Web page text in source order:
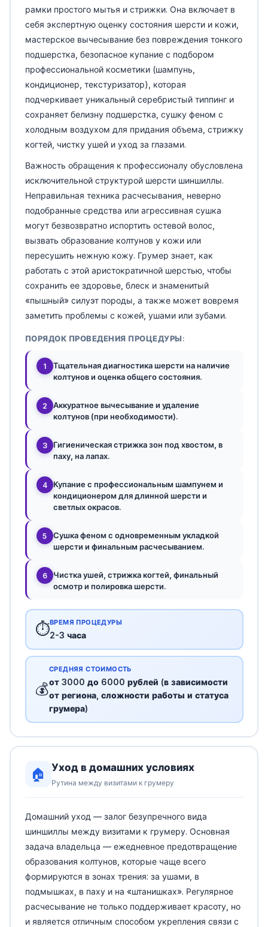
рамки простого мытья и стрижки. Она включает в
себя экспертную оценку состояния шерсти и кожи,
мастерское вычесывание без повреждения тонкого
подшерстка, безопасное купание с подбором
профессиональной косметики (шампунь,
кондиционер, текстуризатор), которая
подчеркивает уникальный серебристый типпинг и
сохраняет белизну подшерстка, сушку феном с
холодным воздухом для придания объема, стрижку
когтей, чистку ушей и уход за глазами.
Важность обращения к профессионалу обусловлена
исключительной структурой шерсти шиншиллы.
Неправильная техника расчесывания, неверно
подобранные средства или агрессивная сушка
могут безвозвратно испортить остевой волос,
вызвать образование колтунов у кожи или
пересушить нежную кожу. Грумер знает, как
работать с этой аристократичной шерстью, чтобы
сохранить ее здоровье, блеск и знаменитый
«пышный» силуэт породы, а также может вовремя
заметить проблемы с кожей, ушами или зубами.
ПОРЯДОК ПРОВЕДЕНИЯ ПРОЦЕДУРЫ:
1
Тщательная диагностика шерсти на наличие
колтунов и оценка общего состояния.
2
Аккуратное вычесывание и удаление
колтунов (при необходимости).
3
Гигиеническая стрижка зон под хвостом, в
паху, на лапах.
4
Купание с профессиональным шампунем и
кондиционером для длинной шерсти и
светлых окрасов.
5
Сушка феном с одновременным укладкой
шерсти и финальным расчесыванием.
6
Чистка ушей, стрижка когтей, финальный
осмотр и полировка шерсти.
⏱️ВРЕМЯ ПРОЦЕДУРЫ
2-3 часа
💰
СРЕДНЯЯ СТОИМОСТЬ
от 3000 до 6000 рублей (в зависимости
от региона, сложности работы и статуса
грумера)
🏠 Уход в домашних условиях
Рутина между визитами к грумеру
Домашний уход — залог безупречного вида
шиншиллы между визитами к грумеру. Основная
задача владельца — ежедневное предотвращение
образования колтунов, которые чаще всего
формируются в зонах трения: за ушами, в
подмышках, в паху и на «штанишках». Регулярное
расчесывание не только поддерживает красоту, но
и является отличным способом укрепления связи с